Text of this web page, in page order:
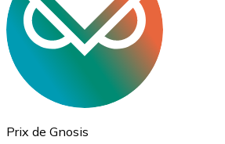
Ethereum
ETH
Prix de Gnosis